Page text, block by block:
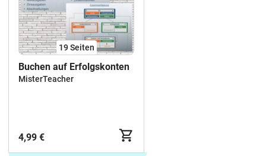
19Seiten
Buchen auf Erfolgskonten
MisterTeacher
4,99 €